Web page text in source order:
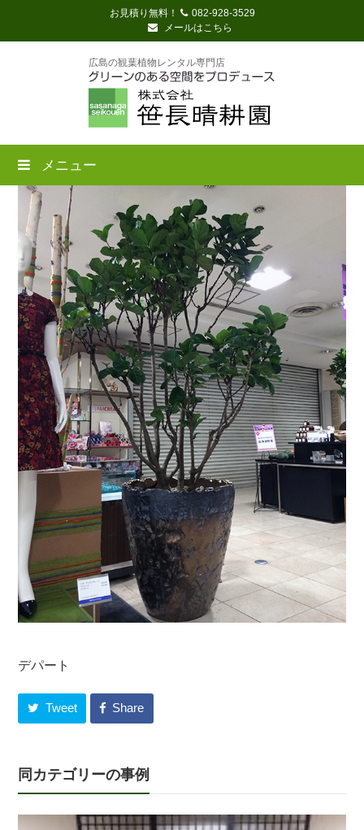
お見積り無料！
082-928-3529
メールはこちら
広島の観葉植物レンタル専門店
メニュー
デパート
Tweet Share
同カテゴリーの事例